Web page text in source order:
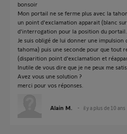
bonsoir
Mon portail ne se ferme plus avec la
un point d'exclamation apparait (blanc
d'interrogation pour la position du portail.
Je suis obligé de lui donner une
tahoma) puis une seconde pour que tout
(disparition point d'exclamation et
Inutile de vous dire que je ne peux me
Avez vous une solution ?
merci pour vos réponses.
Alain M. il y a plus de 10 ans